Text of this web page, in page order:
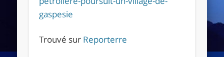
gaspesie
Trouvé sur Reporterre